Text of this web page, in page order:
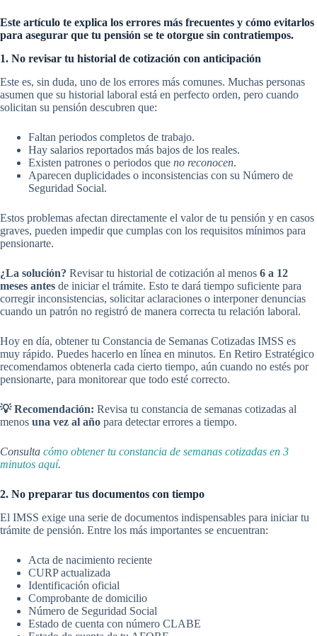
Este artículo te explica los errores más frecuentes y cómo evitarlos
para asegurar que tu pensión se te otorgue sin contratiempos.
1. No revisar tu historial de cotización con anticipación
Este es, sin duda, uno de los errores más comunes. Muchas personas
asumen que su historial laboral está en perfecto orden, pero cuando
solicitan su pensión descubren que:
Faltan periodos completos de trabajo.
Hay salarios reportados más bajos de los reales.
Existen patrones o periodos que no reconocen.
Aparecen duplicidades o inconsistencias con su Número de
Seguridad Social.
Estos problemas afectan directamente el valor de tu pensión y en casos
graves, pueden impedir que cumplas con los requisitos mínimos para
pensionarte.
¿La solución? Revisar tu historial de cotización al menos 6 a 12
meses antes de iniciar el trámite. Esto te dará tiempo suficiente para
corregir inconsistencias, solicitar aclaraciones o interponer denuncias
cuando un patrón no registró de manera correcta tu relación laboral.
Hoy en día, obtener tu Constancia de Semanas Cotizadas IMSS es
muy rápido. Puedes hacerlo en línea en minutos. En Retiro Estratégico
recomendamos obtenerla cada cierto tiempo, aún cuando no estés por
pensionarte, para monitorear que todo esté correcto.
💡Recomendación: Revisa tu constancia de semanas cotizadas al
menos una vez al año para detectar errores a tiempo.
Consulta cómo obtener tu constancia de semanas cotizadas en 3
minutos aquí.
2. No preparar tus documentos con tiempo
El IMSS exige una serie de documentos indispensables para iniciar tu
trámite de pensión. Entre los más importantes se encuentran:
Acta de nacimiento reciente
CURP actualizada
Identificación oficial
Comprobante de domicilio
Número de Seguridad Social
Estado de cuenta con número CLABE